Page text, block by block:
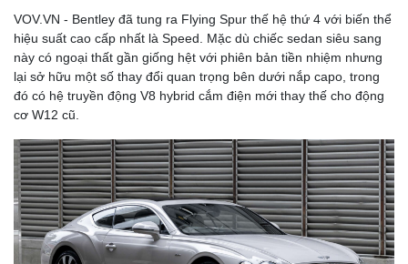
VOV.VN - Bentley đã tung ra Flying Spur thế hệ thứ 4 với biến thể
hiệu suất cao cấp nhất là Speed. Mặc dù chiếc sedan siêu sang
này có ngoại thất gần giống hệt với phiên bản tiền nhiệm nhưng
lại sở hữu một số thay đổi quan trọng bên dưới nắp capo, trong
đó có hệ truyền động V8 hybrid cắm điện mới thay thế cho động
cơ W12 cũ.